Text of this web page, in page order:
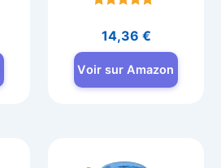
4.8
sur 5
14,36 €
Voir sur Amazon